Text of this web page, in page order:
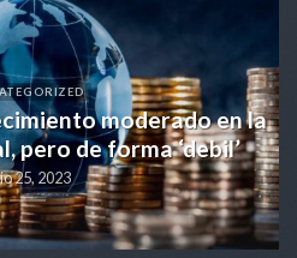
moderado en la
pero de forma ‘debil’
25, 2023